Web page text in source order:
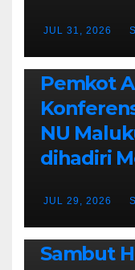
JUL 31, 2026
AMBON METRO
POLITIK &
Pemkot
NU
dihadiri
JUL 29, 2026
AMBON METRO
Sambut